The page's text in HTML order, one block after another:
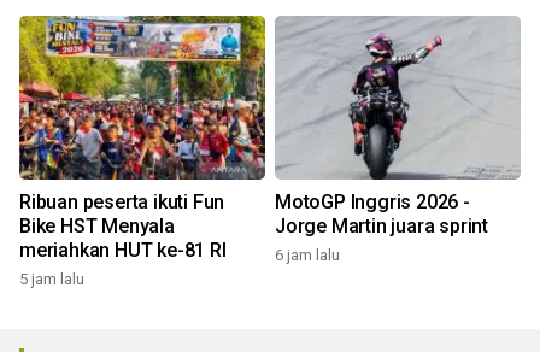
Ribuan peserta ikuti Fun
Bike HST Menyala
meriahkan HUT ke-81 RI
5 jam lalu
MotoGP Inggris 2026 -
Jorge Martin juara sprint
6 jam lalu